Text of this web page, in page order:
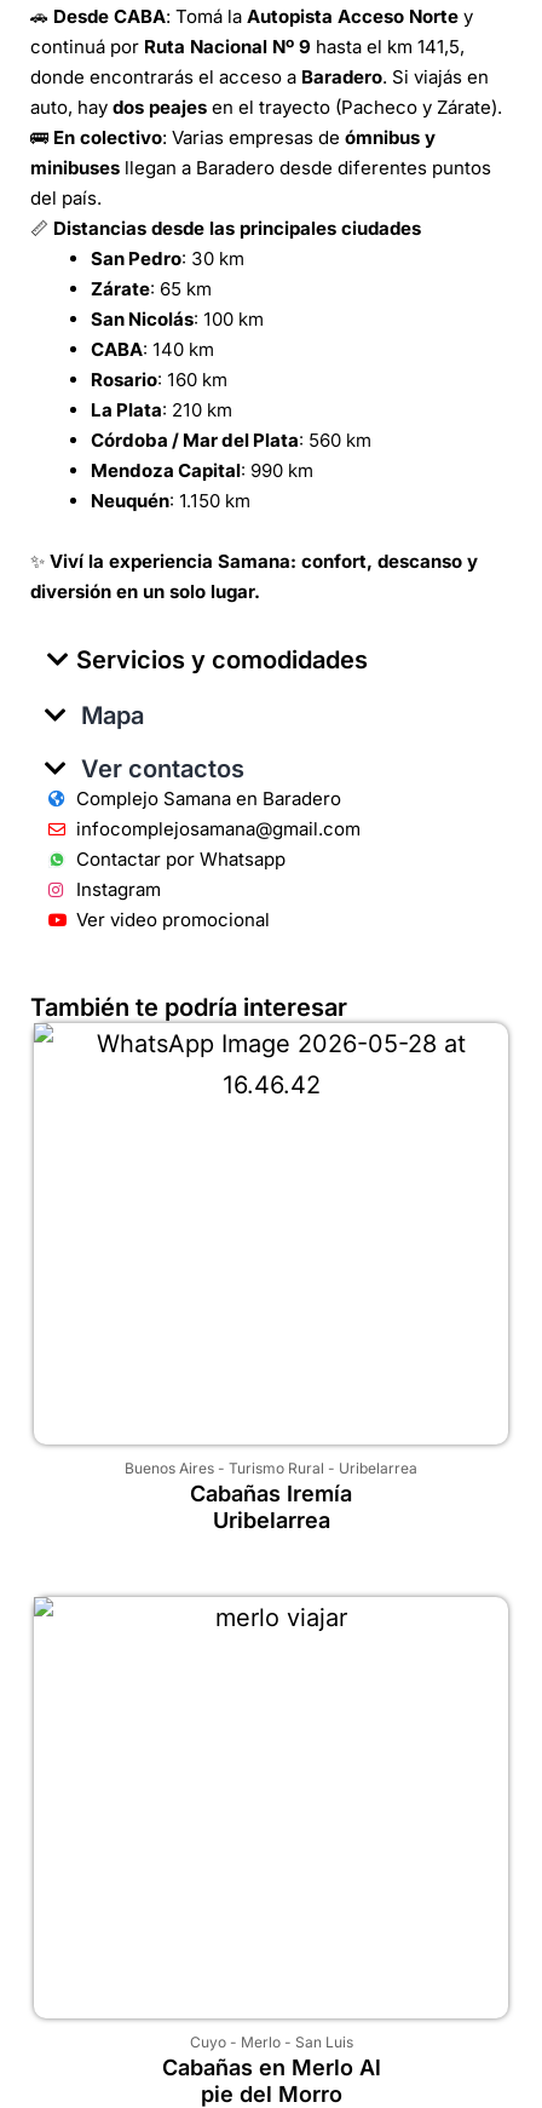
🚗 Desde CABA: Tomá la Autopista Acceso Norte y
continuá por Ruta Nacional Nº 9 hasta el km 141,5,
donde encontrarás el acceso a Baradero. Si viajás en
auto, hay dos peajes en el trayecto (Pacheco y Zárate).
🚌 En colectivo: Varias empresas de ómnibus y
minibuses llegan a Baradero desde diferentes puntos
del país.
📏 Distancias desde las principales ciudades
San Pedro: 30 km
Zárate: 65 km
San Nicolás: 100 km
CABA: 140 km
Rosario: 160 km
La Plata: 210 km
Córdoba / Mar del Plata: 560 km
Mendoza Capital: 990 km
Neuquén: 1.150 km
✨ Viví la experiencia Samana: confort, descanso y
diversión en un solo lugar.
Servicios y comodidades
Mapa
Ver contactos
Complejo Samana en Baradero
infocomplejosamana@gmail.com
Contactar por Whatsapp
Instagram
Ver video promocional
También te podría interesar
Buenos Aires - Turismo Rural - Uribelarrea
Cabañas Iremía
Uribelarrea
Cuyo- Merlo- San Luis
Cabañas en Merlo Al
pie del Morro